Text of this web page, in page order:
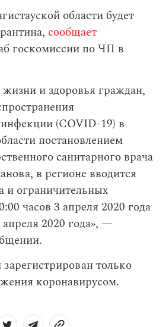
области будет
сообщает
госкомиссии по ЧП в
и здоровья граждан,
(COVID-19) в
постановлением
санитарного врача
в регионе вводится
и ограничительных
часов 3 апреля 2020 года
2020 года», —
только
коронавирусом.